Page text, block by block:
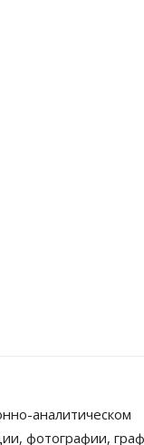
аналитическом
фотографии,